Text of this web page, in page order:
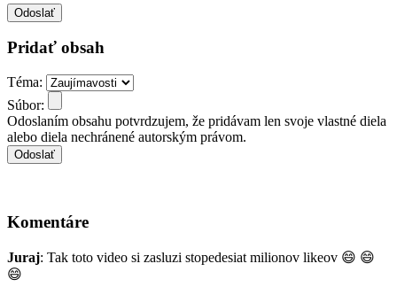
Pridať obsah
Téma:
Súbor:
Odoslaním obsahu potvrdzujem, že pridávam len svoje vlastné diela
alebo diela nechránené autorským právom.
Komentáre
Juraj: Tak toto video si zasluzi stopedesiat milionov likeov 😄 😄
😄